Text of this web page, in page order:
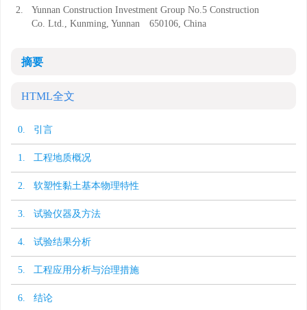
2.
Yunnan Construction Investment Group No.5 Construction
Co. Ltd., Kunming, Yunnan 650106, China
摘要
HTML全文
0. 引言
1. 工程地质概况
2. 软塑性黏土基本物理特性
3. 试验仪器及方法
4. 试验结果分析
5. 工程应用分析与治理措施
6. 结论